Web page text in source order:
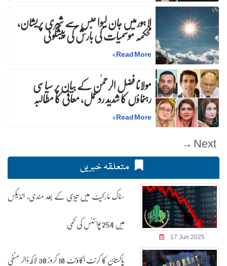
لاہورمیں جان لیوا حبس سے شہری پریشان،
محکمہ موسمیات کی بارش کی پیشگوئی
Read More
>
مولانا فضل الرحمٰن کے بیان پر سیاسی
رہنماؤں کا شدید ردعمل، معافی کا مطالبہ
Read More
>
Next →
متعلقہ خبریں
17 Jun 2025
سٹاک مارکیٹ میں تیزی کے بعد مندی، انڈیکس
میں 254 پوائنٹس کی کمی
پاکستان کا کرنٹ اکاؤنٹ 10 کروڑ 30 لاکھ ڈالر منفی